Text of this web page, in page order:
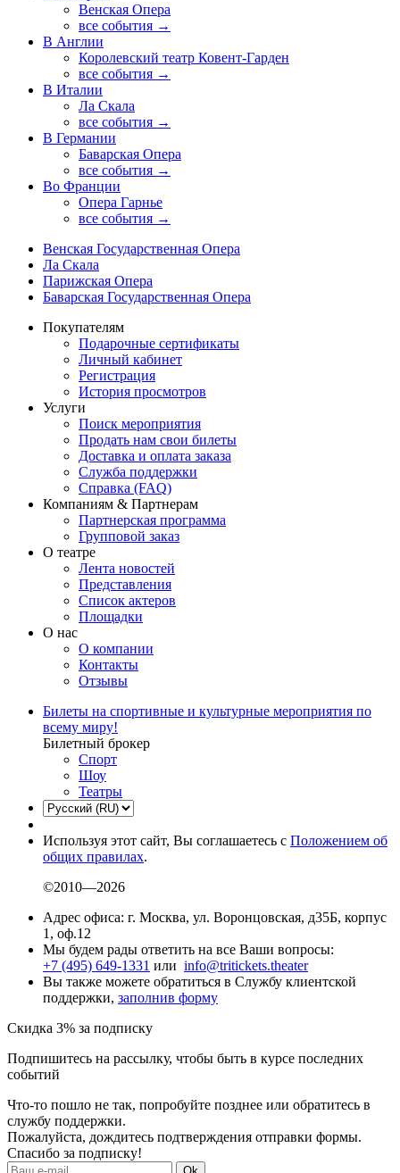
Венская Опера
все события →
В Англии
Королевский театр Ковент-Гарден
все события →
В Италии
Ла Скала
все события →
В Германии
Баварская Опера
все события →
Во Франции
Опера Гарнье
все события →
Венская Государственная Опера
Ла Скала
Парижская Опера
Баварская Государственная Опера
Покупателям
Подарочные сертификаты
Личный кабинет
Регистрация
История просмотров
Услуги
Поиск мероприятия
Продать нам свои билеты
Доставка и оплата заказа
Служба поддержки
Справка (FAQ)
Компаниям & Партнерам
Партнерская программа
Групповой заказ
О театре
Лента новостей
Представления
Список актеров
Площадки
О нас
О компании
Контакты
Отзывы
Билеты на спортивные и культурные мероприятия по
всему миру!
Билетный брокер
Спорт
Шоу
Театры
Используя этот сайт, Вы соглашаетесь с Положением об
общих правилах.
©2010—2026
Адрес офиса: г. Москва, ул. Воронцовская, д35Б, корпус
1, оф.12
Мы будем рады ответить на все Ваши вопросы:
+7 (495) 649-1331 или info@tritickets.theater
Вы также можете обратиться в Службу клиентской
поддержки, заполнив форму
Скидка 3% за подписку
Подпишитесь на рассылку, чтобы быть в курсе последних
событий
Что-то пошло не так, попробуйте позднее или обратитесь в
службу поддержки.
Пожалуйста, дождитесь подтверждения отправки формы.
Спасибо за подписку!